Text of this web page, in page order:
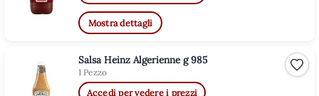
Mostra dettagli
Salsa Heinz Algerienne g 985
1 Pezzo
Accedi per vedere i prezzi